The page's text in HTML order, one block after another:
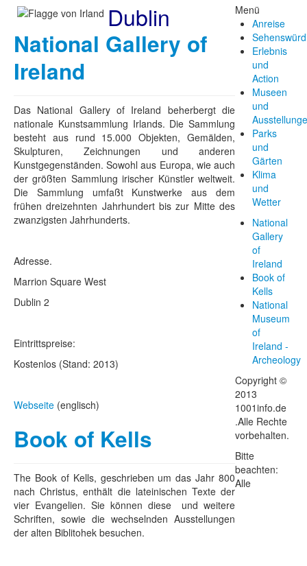
Dublin
National Gallery of
Ireland
Das National Gallery of Ireland beherbergt die
nationale Kunstsammlung Irlands. Die Sammlung
besteht aus rund 15.000 Objekten, Gemälden,
Skulpturen, Zeichnungen und anderen
Kunstgegenständen. Sowohl aus Europa, wie auch
der größten Sammlung irischer Künstler weltweit.
Die Sammlung umfaßt Kunstwerke aus dem
frühen dreizehnten Jahrhundert bis zur Mitte des
zwanzigsten Jahrhunderts.
Adresse.
Marrion Square West
Dublin 2
Eintrittspreise:
Kostenlos (Stand: 2013)
Webseite (englisch)
Book of Kells
The Book of Kells, geschrieben um das Jahr 800
nach Christus, enthält die lateinischen Texte der
vier Evangelien. Sie können diese und weitere
Schriften, sowie die wechselnden Ausstellungen
der alten Biblitohek besuchen.
Menü
Anreise
Erlebnis
und
Action
Museen
und
Parks
und
Gärten
Klima
und
Wetter
National
Gallery
of
Ireland
Book of
Kells
National
Museum
of
Ireland -
Archeology
Copyright ©
2013
1001info.de
.Alle Rechte
vorbehalten.
Bitte
beachten:
Alle